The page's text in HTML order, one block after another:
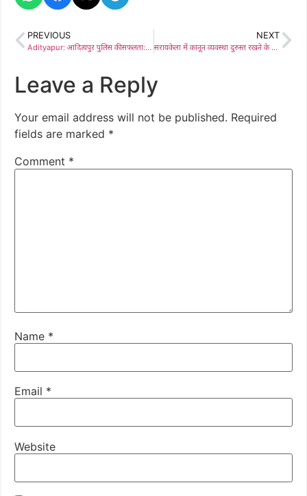
PREVIOUS
Adityapur: आदित्यपुर पुलिस की सफलता: सुसाइड केस में 5 वर्ष से फरार आरोपी से गिरफ्तार, मृतक के सुसाइड नोट और पोस्टमार्टम रिपोर्ट के आधार पर पुलिस ने की कार्रवाई;
NEXT
सरायकेला में कानून व्यवस्था दुरुस्त रखने के लिए पुलिस की कवायद, थाना प्रभारी के नेतृत्व में निकाला गया फ्लैग मार्च ​
Leave a Reply
Your email address will not be published. Required
fields are marked *
Comment *
Name *
Email *
Website